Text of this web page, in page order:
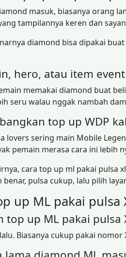
masuk, biasanya orang
tampilannya keren dan
diamond bisa dipakai
hero, atau item
memakai diamond buat
seru walau nggak nambah
top up WDP
lovers sering main Mobile
pemain merasa cara ini lebih
cara top up ml pakai pulsa
benar, pulsa cukup, lalu pilih
up ML pakai pulsa
top up ML pakai
Biasanya cukup pakai